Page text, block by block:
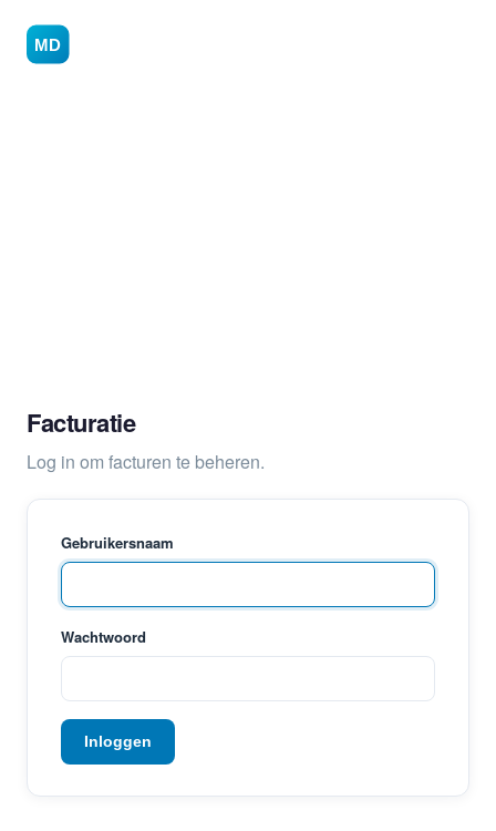
Facturatie
Log in om facturen te beheren.
Gebruikersnaam
Wachtwoord
Inloggen